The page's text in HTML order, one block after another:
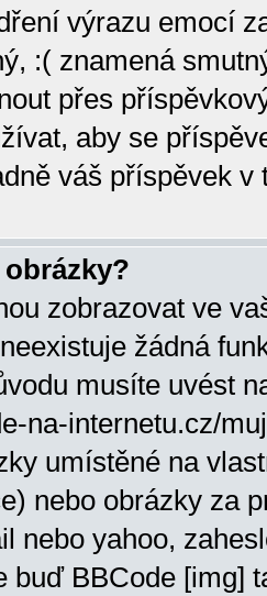
výrazu emocí
:( znamená
přes
aby se
váš příspěvek v
zobrazovat ve
žádná
musíte uvést
na-internetu.cz/
umístěné na
nebo obrázky za
nebo yahoo,
buď BBCode [img]